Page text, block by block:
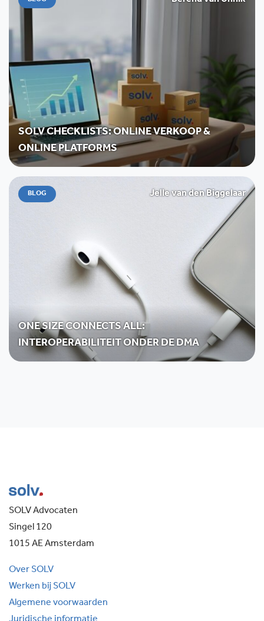
SOLV CHECKLISTS: ONLINE VERKOOP &
ONLINE PLATFORMS
BLOG Jelle van den Biggelaar
ONE SIZE CONNECTS ALL:
INTEROPERABILITEIT ONDER DE DMA
SOLV Advocaten
Singel 120
1015 AE Amsterdam
Over SOLV
Werken bij SOLV
Algemene voorwaarden